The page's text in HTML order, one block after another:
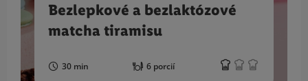
Bezlepkové a bezlaktózové
matcha tiramisu
30 min 6 porcií